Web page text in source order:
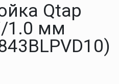
Qtap
1.0 мм